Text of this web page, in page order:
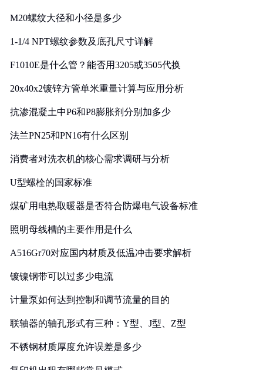
M20螺纹大径和小径是多少
1-1/4 NPT螺纹参数及底孔尺寸详解
F1010E是什么管？能否用3205或3505代换
20x40x2镀锌方管单米重量计算与应用分析
抗渗混凝土中P6和P8膨胀剂分别加多少
法兰PN25和PN16有什么区别
消费者对洗衣机的核心需求调研与分析
U型螺栓的国家标准
煤矿用电热取暖器是否符合防爆电气设备标准
照明母线槽的主要作用是什么
A516Gr70对应国内材质及低温冲击要求解析
镀镍钢带可以过多少电流
计量泵如何达到控制和调节流量的目的
联轴器的轴孔形式有三种：Y型、J型、Z型
不锈钢材质厚度允许误差是多少